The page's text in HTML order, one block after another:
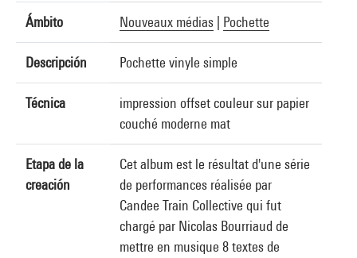
Ámbito Nouveaux médias Pochette
Descripción Pochette vinyle simple
Técnica
impression offset couleur sur papier
couché moderne mat
Etapa de la
creación
Cet album est le résultat d'une série
de performances réalisée par
Candee Train Collective qui fut
chargé par Nicolas Bourriaud de
mettre en musique 8 textes de